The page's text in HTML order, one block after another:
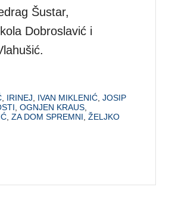
Šustar,
Dobroslavić i
IRINEJ IVAN MIKLENIĆ JOSIP
OGNJEN KRAUS
ZA DOM SPREMNI ŽELJKO